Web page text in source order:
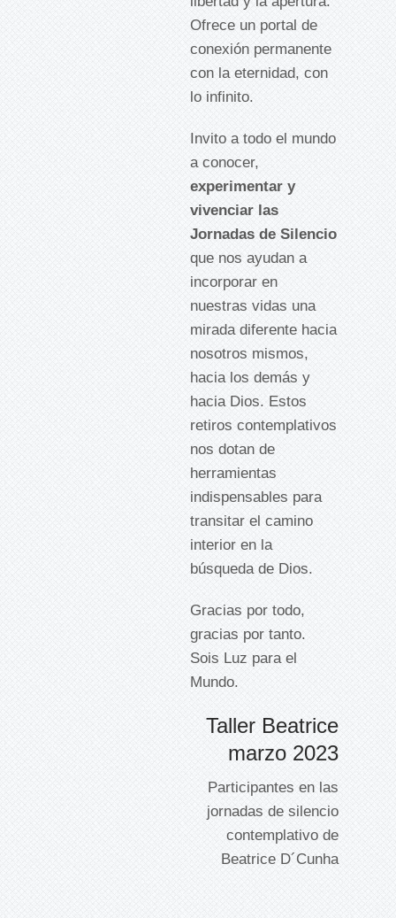
Ofrece un portal de
conexión permanente
con la eternidad, con
lo infinito.
Invito a todo el mundo
a conocer,
experimentar y
vivenciar las
Jornadas de Silencio
que nos ayudan a
incorporar en
nuestras vidas una
mirada diferente hacia
nosotros mismos,
hacia los demás y
hacia Dios. Estos
retiros contemplativos
nos dotan de
herramientas
indispensables para
transitar el camino
interior en la
búsqueda de Dios.
Gracias por todo,
gracias por tanto.
Sois Luz para el
Mundo.
Taller Beatrice
marzo 2023
Participantes en las
jornadas de silencio
contemplativo de
Beatrice D´Cunha